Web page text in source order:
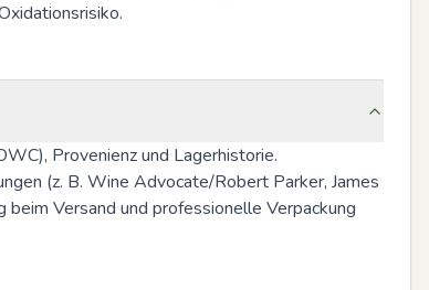
Provenienz und Lagerhistorie.
(z. B. Wine Advocate/Robert Parker, James
Versand und professionelle Verpackung